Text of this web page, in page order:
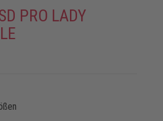
PRO LADY